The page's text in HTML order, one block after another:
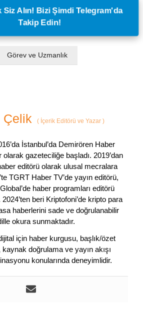
Siz Alın! Bizi Şimdi Telegram'da
Takip Edin!
Görev ve Uzmanlık
Çelik (İçerik Editörü ve Yazar )
İstanbul’da Demirören Haber
olarak gazeteciliğe başladı. 2019’dan
editörü olarak ulusal mecralara
TGRT Haber TV’de yayın editörü,
haber programları editörü
beri Kriptofoni’de kripto para
haberlerini sade ve doğrulanabilir
okura sunmaktadır.
için haber kurgusu, başlık/özet
doğrulama ve yayın akışı
konularında deneyimlidir.